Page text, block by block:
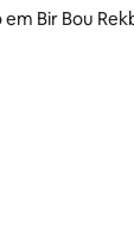
Bir Bou